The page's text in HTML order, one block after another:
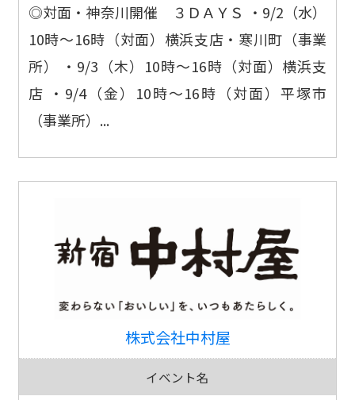
◎対面・神奈川開催 ３ＤＡＹＳ ・9/2（水）
10時～16時（対面）横浜支店・寒川町（事業
所） ・9/3（木）10時～16時（対面）横浜支
店 ・9/4（金）10時～16時（対面）平塚市
（事業所）...
株式会社中村屋
イベント名